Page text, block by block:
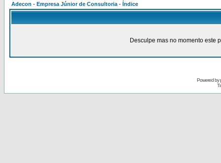
Adecon - Empresa Júnior de Consultoria - Índice
Desculpe mas no momento este
Powered by